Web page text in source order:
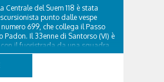
Centrale del Suem 118 è stata
punto dalle vespe
699, che collega il Passo
Padon. Il 33enne di Santorso (VI) è
il fuoristrada da una squadra
della Val Pettorina...